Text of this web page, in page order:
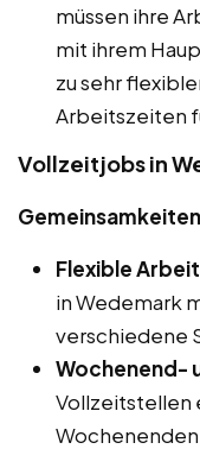
müssen ihre
mit ihrem
zu sehr
Arbeitszeiten
Vollzeitjobs in
Flexible
in Wedemark
verschiedene
Wochenend-
Vollzeitstellen